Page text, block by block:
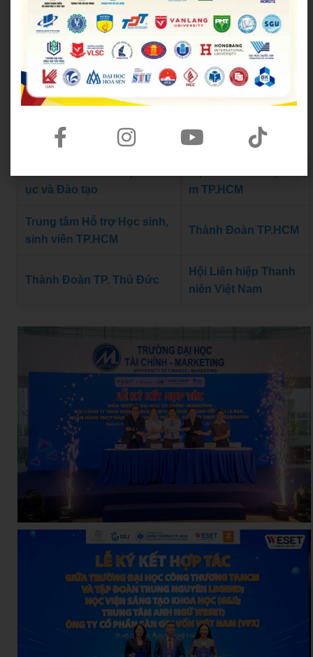
ục và Đào tạo
m TP.HCM
Trung tâm Hỗ trợ Học sinh,
sinh viên TP.HCM
Thành Đoàn TP.HCM
Thành Đoàn TP. Thủ Đức
Hội Liên hiệp Thanh
niên Việt Nam